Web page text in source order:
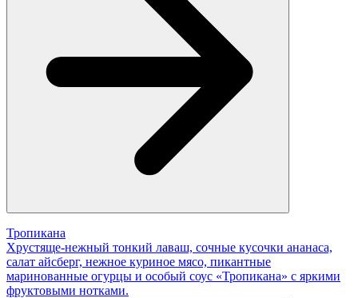
Тропикана
Хрустяще-нежный тонкий лаваш, сочные кусочки ананаса,
салат айсберг, нежное куриное мясо, пикантные
маринованные огурцы и особый соус «Тропикана» с яркими
фруктовыми нотками.